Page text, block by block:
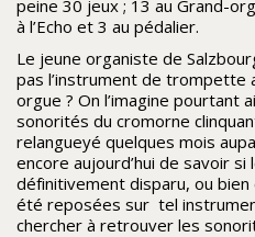
peine 30 jeux ; 13 au Grand-
à l’Echo et 3 au pédalier.
Le jeune organiste de
pas l’instrument de trompette
orgue ? On l’imagine pourtant
sonorités du cromorne
relangueyé quelques mois
encore aujourd’hui de savoir si
définitivement disparu, ou
été reposées sur tel
chercher à retrouver les